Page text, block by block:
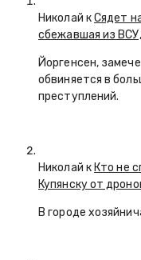
Николай кСядет
сбежавшая из
Йоргенсен,
обвиняется в
преступлений.
Николай кКто не
Купянску от
В городе